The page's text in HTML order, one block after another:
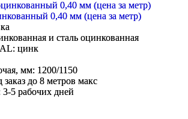
0,40 мм (цена за метр)
и сталь оцинкованная
цинк
мм: 1200/1150
заказ до 8 метров макс
3-5 рабочих дней